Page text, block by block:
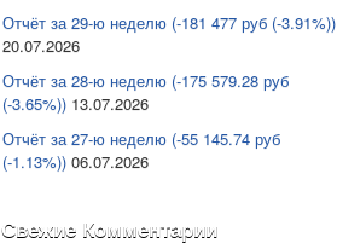
Отчёт за 29-ю неделю (-181 477 руб (-3.91%))
20.07.2026
Отчёт за 28-ю неделю (-175 579.28 руб
(-3.65%)) 13.07.2026
Отчёт за 27-ю неделю (-55 145.74 руб
(-1.13%)) 06.07.2026
Свежие Комментарии